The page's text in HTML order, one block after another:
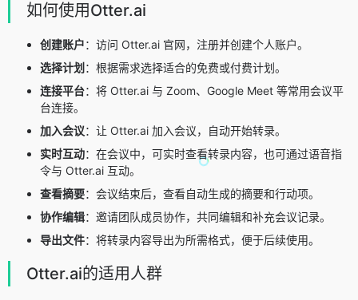
如何使用Otter.ai
创建账户：访问 Otter.ai 官网，注册并创建个人账户。
选择计划 ：根据需求选择适合的免费或付费计划。
连接平台：将 Otter.ai 与 Zoom、Google Meet 等常用会议平
台连接。
加入会议：让 Otter.ai 加入会议，自动开始转录。
实时互动：在会议中，可实时查看转录内容，也可通过语音指
令与 Otter.ai 互动。
查看摘要：会议结束后，查看自动生成的摘要和行动项。
协作编辑：邀请团队成员协作，共同编辑和补充会议记录。
导出文件：将转录内容导出为所需格式，便于后续使用。
Otter.ai的适用人群